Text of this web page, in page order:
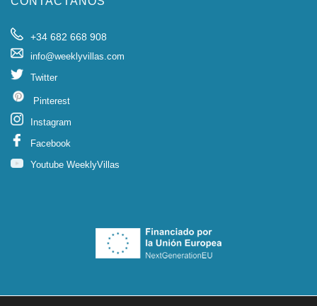
+34 682 668 908
info@weeklyvillas.com
Twitter
Pinterest
Instagram
Facebook
Youtube WeeklyVillas